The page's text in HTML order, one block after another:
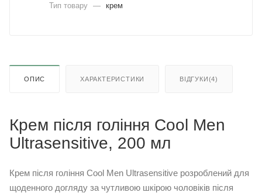
Тип товару — крем
ОПИС ХАРАКТЕРИСТИКИ ВІДГУКИ(4)
Крем після гоління Cool Men
Ultrasensitive, 200 мл
Крем після гоління Cool Men Ultrasensitive розроблений для
щоденного догляду за чутливою шкірою чоловіків після